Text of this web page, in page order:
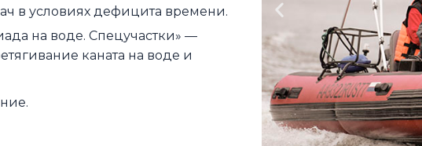
в условиях дефицита времени.
на воде. Спецучастки» —
каната на воде и